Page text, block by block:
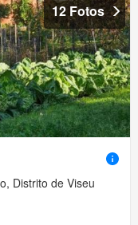
12 Fotos
Distrito de Viseu